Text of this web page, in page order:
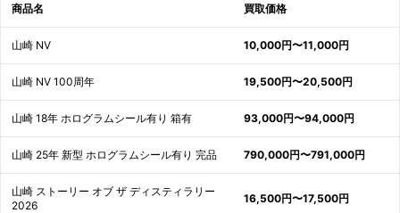
商品名 買取価格
山崎 NV 10,000円〜11,000円
山崎 NV 100周年 19,500円〜20,500円
山崎 18年 ホログラムシール有り 箱有 93,000円〜94,000円
山崎 25年 新型 ホログラムシール有り 完品 790,000円〜791,000円
山崎 ストーリー オブ ザ ディスティラリー
2026
16,500円〜17,500円